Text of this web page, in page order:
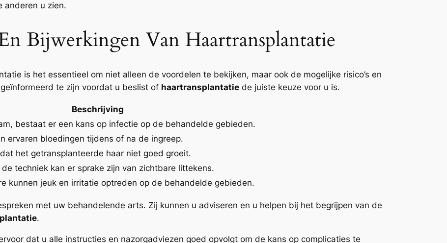
anderen u zien.
Bijwerkingen Van Haartransplantatie
is het essentieel om niet alleen de voordelen te bekijken, maar ook de mogelijke risico’s en
te zijn voordat u beslist of haartransplantatie de juiste keuze voor u is.
Beschrijving
bestaat er een kans op infectie op de behandelde gebieden.
ervaren bloedingen tijdens of na de ingreep.
het getransplanteerde haar niet goed groeit.
techniek kan er sprake zijn van zichtbare littekens.
kunnen jeuk en irritatie optreden op de behandelde gebieden.
met uw behandelende arts. Zij kunnen u adviseren en u helpen bij het begrijpen van de
.
dat u alle instructies en nazorgadviezen goed opvolgt om de kans op complicaties te